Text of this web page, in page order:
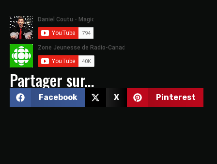
Partager sur...
Facebook X Pinterest